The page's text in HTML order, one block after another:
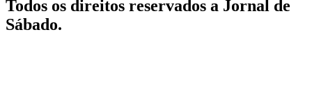
Todos os direitos reservados a Jornal de
Sábado.